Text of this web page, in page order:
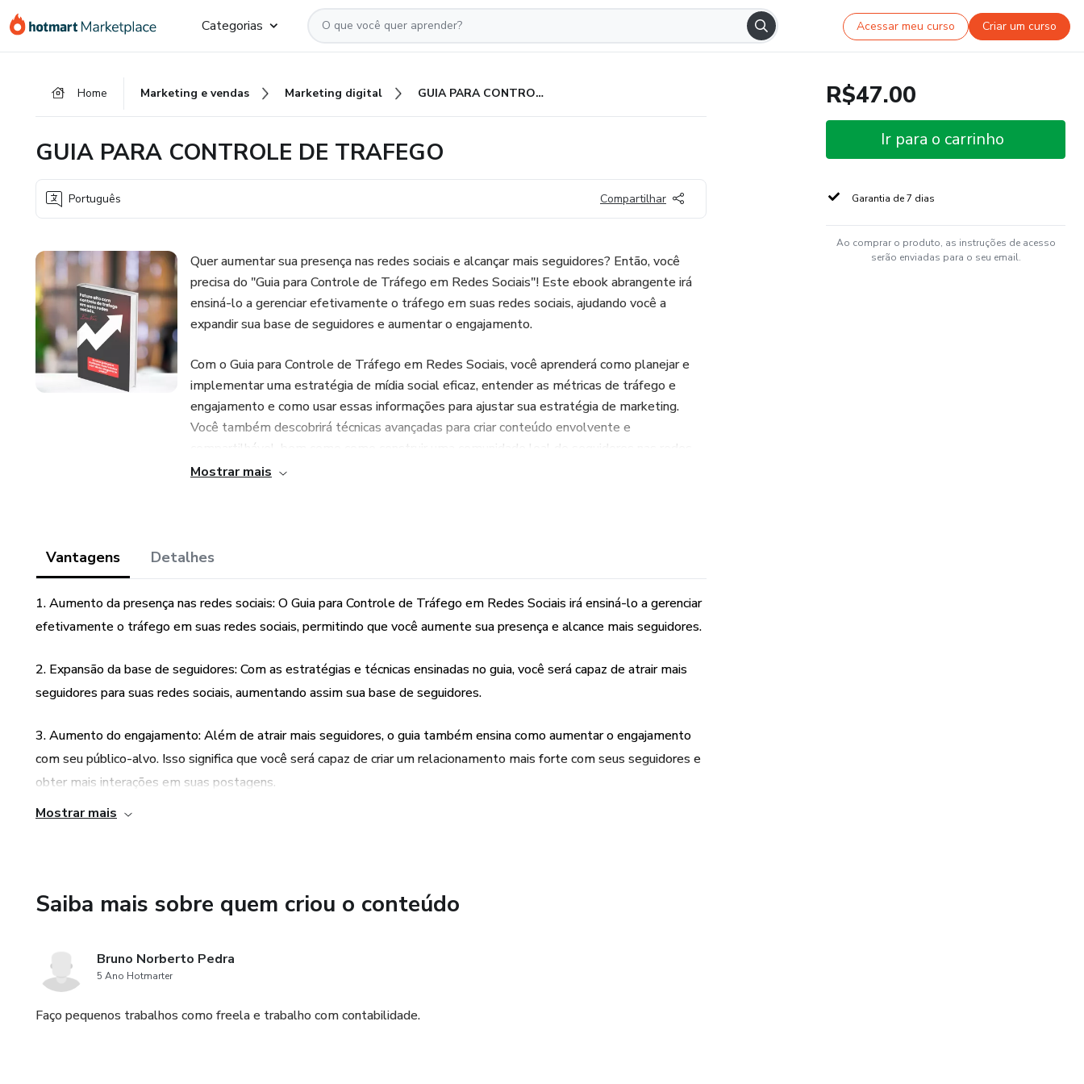
para
para
para
Categorias Acessar meu curso Criar um curso
Home Marketing e vendas Marketing digital GUIA PARA CONTROLE DE TRAFEGO
GUIA PARA CONTROLE DE TRAFEGO
Português Compartilhar
Quer aumentar sua presença nas redes sociais e alcançar mais seguidores? Então, você
precisa do "Guia para Controle de Tráfego em Redes Sociais"! Este ebook abrangente irá
ensiná-lo a gerenciar efetivamente o tráfego em suas redes sociais, ajudando você a
expandir sua base de seguidores e aumentar o engajamento.
Com o Guia para Controle de Tráfego em Redes Sociais, você aprenderá como planejar e
implementar uma estratégia de mídia social eficaz, entender as métricas de tráfego e
engajamento e como usar essas informações para ajustar sua estratégia de marketing.
Você também descobrirá técnicas avançadas para criar conteúdo envolvente e
compartilhável, bem como como construir uma comunidade leal de seguidores nas redes
sociais.
presença nas redes sociais. Então, não perca mais tempo tentando descobrir sozinho como
Tráfego em Redes Sociais e comece a conquistar mais seguidores e aumentar o
Mostrar mais
Vantagens Detalhes
1. Aumento da presença nas redes sociais: O Guia para Controle de Tráfego em Redes Sociais irá ensiná-lo a gerenciar
efetivamente o tráfego em suas redes sociais, permitindo que você aumente sua presença e alcance mais seguidores.
2. Expansão da base de seguidores: Com as estratégias e técnicas ensinadas no guia, você será capaz de atrair mais
seguidores para suas redes sociais, aumentando assim sua base de seguidores.
3. Aumento do engajamento: Além de atrair mais seguidores, o guia também ensina como aumentar o engajamento
com seu público-alvo. Isso significa que você será capaz de criar um relacionamento mais forte com seus seguidores e
obter mais interações em suas postagens.
5. Criação de conteúdo envolvente: O guia também aborda técnicas avançadas para criar conteúdo envolvente e
Mostrar mais
Saiba mais sobre quem criou o conteúdo
Bruno Norberto Pedra
5 Ano Hotmarter
Faço pequenos trabalhos como freela e trabalho com contabilidade.
R$47.00
Ir para o carrinho
Garantia de 7 dias
Ao comprar o produto, as instruções de acesso
serão enviadas para o seu email.